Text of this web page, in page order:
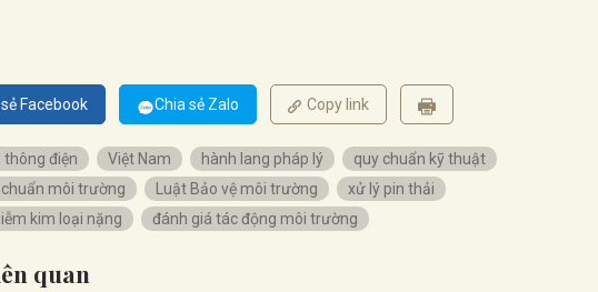
Facebook Chia sẻ Zalo Copy link
thông điện Việt Nam hành lang pháp lý
quy chuẩn kỹ thuật
môi trường
Luật Bảo vệ môi trường
xử lý pin thải
kim loại nặng
đánh giá tác động môi trường
quan